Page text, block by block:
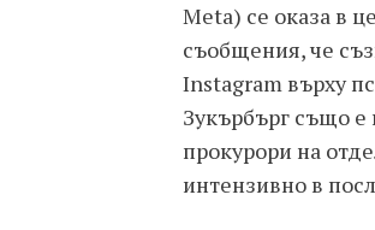
Meta) се оказа в
съобщения, че
Instagram върху
Зукърбърг също е
прокурори на
интензивно в